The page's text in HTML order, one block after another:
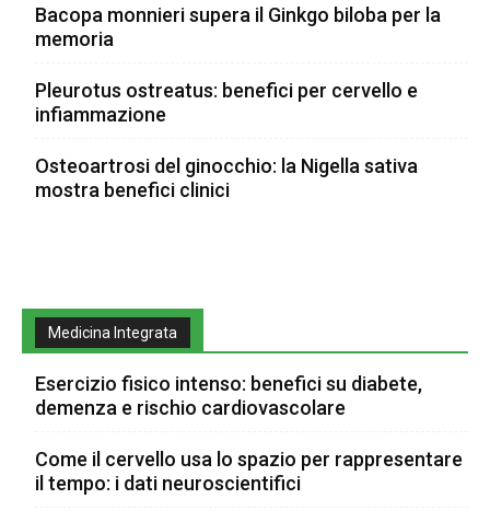
Bacopa monnieri supera il Ginkgo biloba per la
memoria
Pleurotus ostreatus: benefici per cervello e
infiammazione
Osteoartrosi del ginocchio: la Nigella sativa
mostra benefici clinici
Medicina Integrata
Esercizio fisico intenso: benefici su diabete,
demenza e rischio cardiovascolare
Come il cervello usa lo spazio per rappresentare
il tempo: i dati neuroscientifici